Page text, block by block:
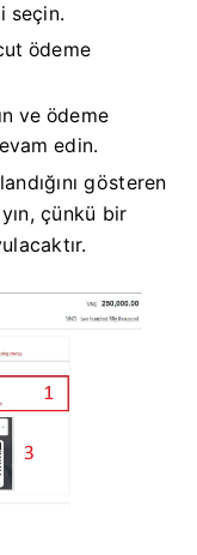
seçin.
ödeme
ve ödeme
edin.
gösteren
çünkü bir